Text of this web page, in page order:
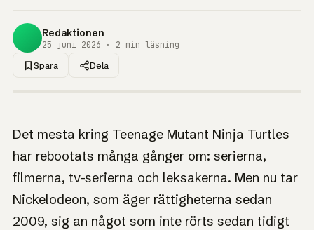
Redaktionen
25 juni 2026 · 2 min läsning
Spara Dela
TMNT återupplivar
sitt mest bisarra
kapitel, 36 år senare
Ett av 90-talets mest absurda popkulturjippon
återuppstår på scen 2027.
Det mesta kring Teenage Mutant Ninja Turtles
har rebootats många gånger om: serierna,
filmerna, tv-serierna och leksakerna. Men nu tar
Nickelodeon, som äger rättigheterna sedan
2009, sig an något som inte rörts sedan tidigt